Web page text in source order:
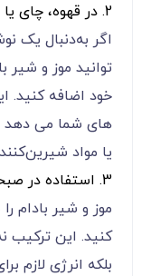
2. در قهوه، چای یا شکلات داغ
اگر به‌دنبال یک
توانید موز و شیر
خود اضافه کنید.
های شما می ‌دهد
یا مواد
3. استفاده در صبحانه با غلات یا گرانولا
موز و شیر بادام
کنید. این ترکیب
بلکه انرژی لازم